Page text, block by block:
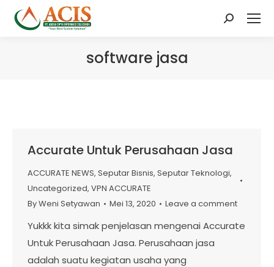
Search:
software jasa
Accurate Untuk Perusahaan Jasa
ACCURATE NEWS, Seputar Bisnis, Seputar Teknologi,
Uncategorized, VPN ACCURATE
ByWeni Setyawan Mei 13, 2020 Leave a comment
Yukkk kita simak penjelasan mengenai Accurate
Untuk Perusahaan Jasa. Perusahaan jasa
adalah suatu kegiatan usaha yang